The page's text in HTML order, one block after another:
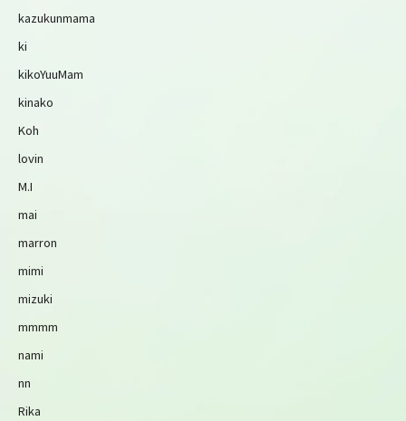
kazukunmama
ki
kikoYuuMam
kinako
Koh
lovin
M.I
mai
marron
mimi
mizuki
mmmm
nami
nn
Rika